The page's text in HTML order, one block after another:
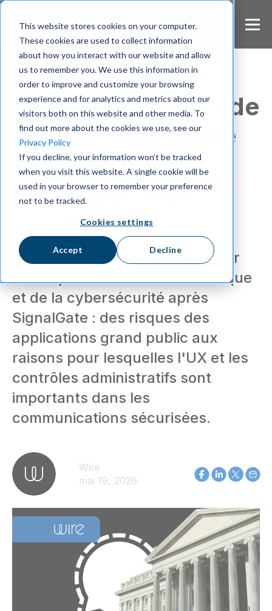
This website stores cookies on your computer.
These cookies are used to collect information
about how you interact with our website and allow
us to remember you. We use this information in
order to improve and customize your browsing
experience and for analytics and metrics about our
visitors both on this website and other media. To
find out more about the cookies we use, see our
Privacy Policy
If you decline, your information won’t be tracked
when you visit this website. A single cookie will be
used in your browser to remember your preference
not to be tracked.
Cookies settings
Accept Decline
S
Cinq leçons à tirer de
l'affaire SignalGate
en matière de
communications
sécurisées
Découvrez cinq leçons clés pour
les responsables de l'informatique
et de la cybersécurité après
SignalGate : des risques des
applications grand public aux
raisons pour lesquelles l'UX et les
contrôles administratifs sont
importants dans les
communications sécurisées.
Wire
mai 19, 2026